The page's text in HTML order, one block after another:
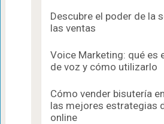
Descubre el poder de la
las ventas
Voice Marketing: qué es
de voz y cómo utilizarlo
Cómo vender bisutería
las mejores estrategias
online